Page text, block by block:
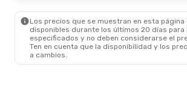
Los precios que se muestran en esta página
disponibles durante los últimos 20 días para
especificados y no deben considerarse el
Ten en cuenta que la disponibilidad y los
a cambios.